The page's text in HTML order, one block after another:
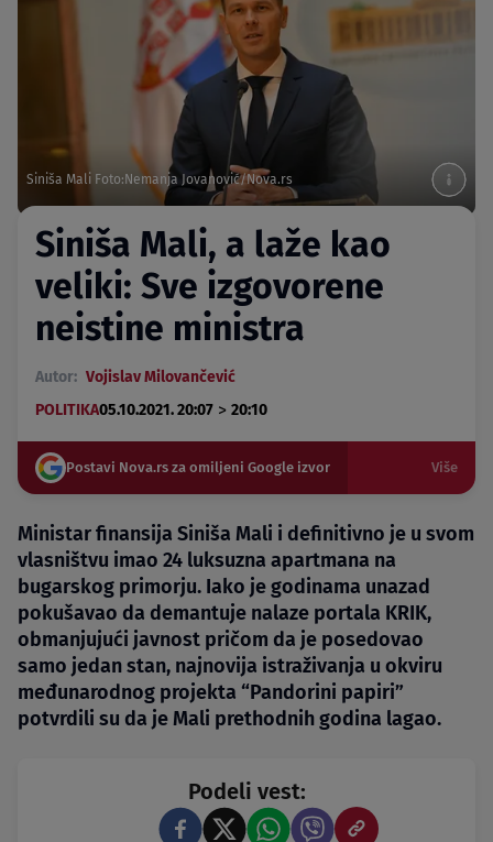
Siniša Mali Foto:Nemanja Jovanović/Nova.rs
Siniša Mali, a laže kao
veliki: Sve izgovorene
neistine ministra
Autor: Vojislav Milovančević
POLITIKA05.10.2021. 20:07 > 20:10
Postavi Nova.rs za omiljeni Google izvor Više
Ministar finansija Siniša Mali i definitivno je u svom
vlasništvu imao 24 luksuzna apartmana na
bugarskog primorju. Iako je godinama unazad
pokušavao da demantuje nalaze portala KRIK,
obmanjujući javnost pričom da je posedovao
samo jedan stan, najnovija istraživanja u okviru
međunarodnog projekta “Pandorini papiri”
potvrdili su da je Mali prethodnih godina lagao.
Podeli vest: